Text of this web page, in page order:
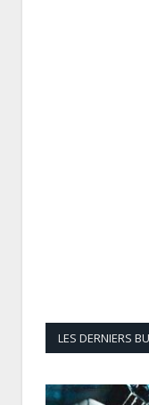
LES DERNIERS